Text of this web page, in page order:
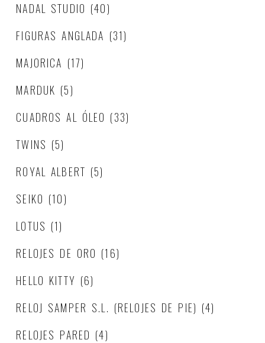
NADAL STUDIO (40)
FIGURAS ANGLADA (31)
MAJORICA (17)
MARDUK (5)
CUADROS AL ÓLEO (33)
TWINS (5)
ROYAL ALBERT (5)
SEIKO (10)
LOTUS (1)
RELOJES DE ORO (16)
HELLO KITTY (6)
RELOJ SAMPER S.L. (RELOJES DE PIE) (4)
RELOJES PARED (4)